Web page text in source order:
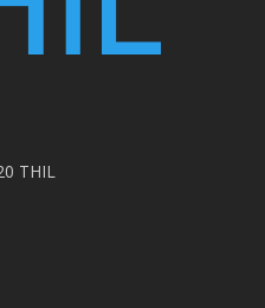
THIL